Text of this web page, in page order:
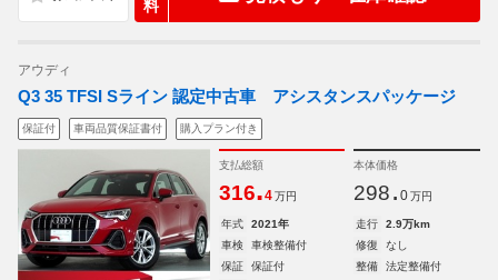
料
アウディ
Q3 35 TFSI Sライン 認定中古車 アシスタンスパッケージ
保証付 車両品質保証書付 購入プラン付き
支払総額
316.4 万円
本体価格
298. 0 万円
年式 2021年 走行
2.9万km
車検
車検整備付 修復
なし
保証
保証付 整備
法定整備付